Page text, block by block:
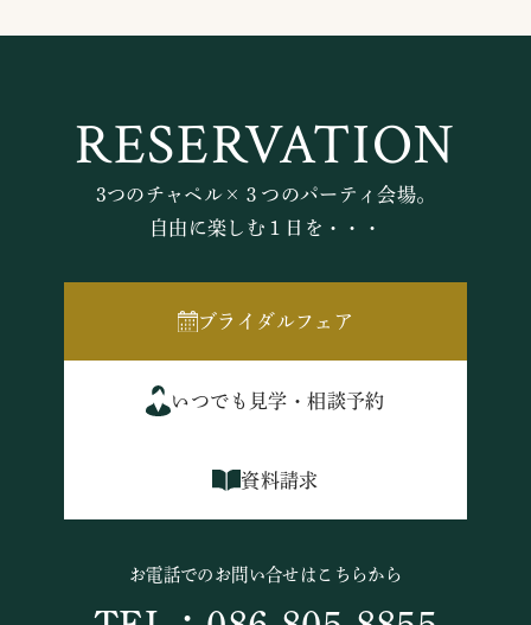
RESERVATION
3つのチャペル×３つのパーティ会場。
自由に楽しむ１日を・・・
ブライダルフェア
いつでも見学・相談予約
資料請求
お電話でのお問い合せはこちらから